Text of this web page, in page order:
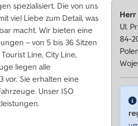
spezialisiert. Die von uns
viel Liebe zum Detail, was
macht. Wir bieten eine
– von 5 bis 36 Sitzen
Line, City Line,
liegen alle
vor. Sie erhalten eine
Unser ISO
Ul.
84-